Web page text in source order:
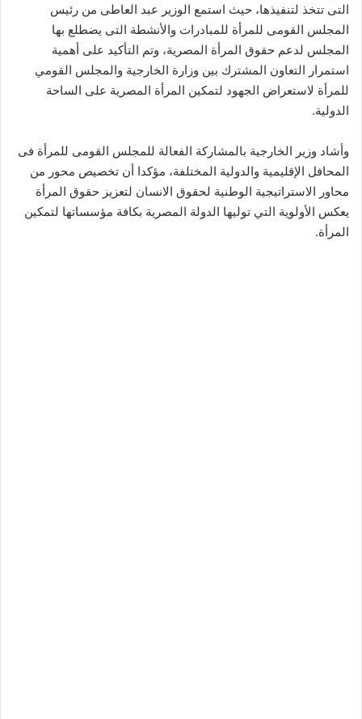
التى تتخذ لتنفيذها، حيث استمع الوزير عبد العاطى من رئيس
المجلس القومى للمرأة للمبادرات والأنشطة التى يضطلع بها
المجلس لدعم حقوق المرأة المصرية، وتم التأكيد على أهمية
استمرار التعاون المشترك بين وزارة الخارجية والمجلس القومي
للمرأة لاستعراض الجهود لتمكين المرأة المصرية على الساحة
الدولية.
وأشاد وزير الخارجية بالمشاركة الفعالة للمجلس القومى للمرأة فى
المحافل الإقليمية والدولية المختلفة، مؤكدا أن تخصيص محور من
محاور الاستراتيجية الوطنية لحقوق الانسان لتعزيز حقوق المرأة
يعكس الأولوية التي توليها الدولة المصرية بكافة مؤسساتها لتمكين
المرأة.